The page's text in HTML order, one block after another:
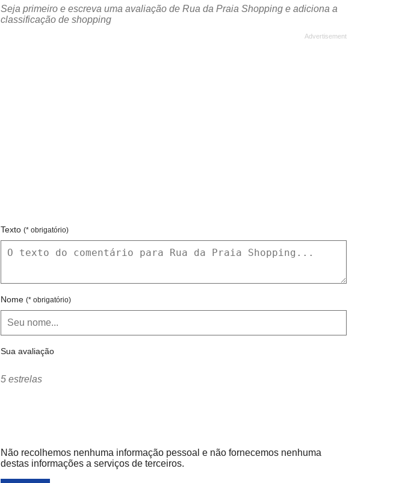
Seja primeiro e escreva uma avaliação de Rua da Praia Shopping e adiciona a
classificação de shopping
Texto (* obrigatório)
Nome (* obrigatório)
Sua avaliação
5 estrelas
Não recolhemos nenhuma informação pessoal e não fornecemos nenhuma
destas informações a serviços de terceiros.